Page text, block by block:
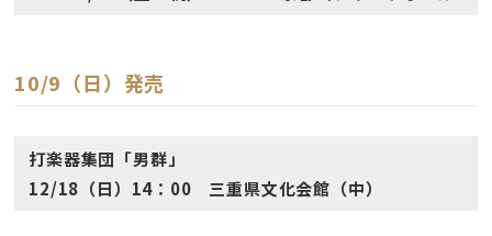
10/9（日）発売
打楽器集団「男群」
12/18（日）14：00 三重県文化会館（中）